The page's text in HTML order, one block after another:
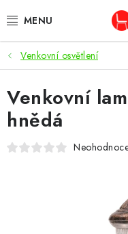
na
OBÝVACÍ POKOJ
KUCHYŇ A JÍDELNA
LOŽNICE
KANCELÁŘ /
Venkovní osvětlení
Venkovní
hnědá